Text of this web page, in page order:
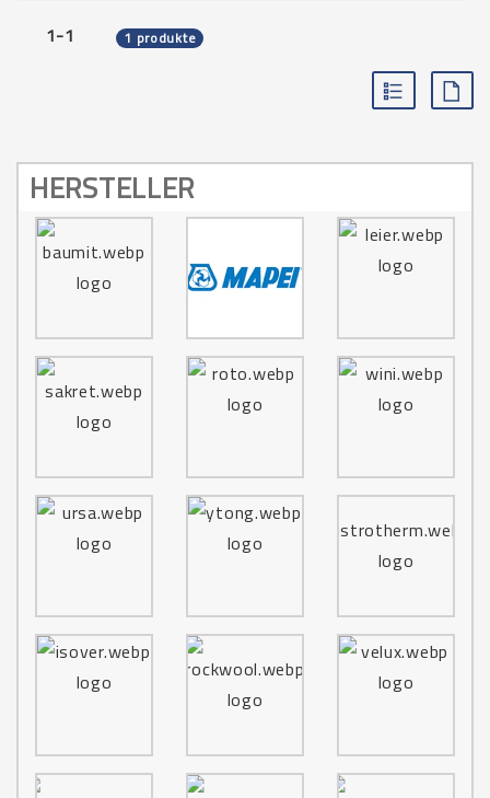
1-1 1 produkte
HERSTELLER